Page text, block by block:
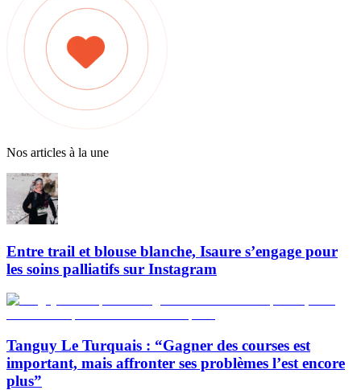
Nos articles à la une
Entre trail et blouse blanche, Isaure s’engage pour
les soins palliatifs sur Instagram
Tanguy Le Turquais : “Gagner des courses est
important, mais affronter ses problèmes l’est encore
plus”